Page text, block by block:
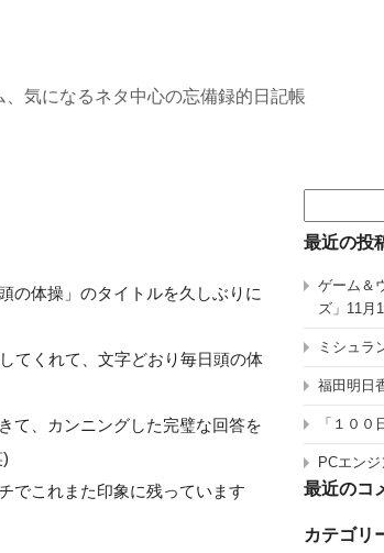
気になるネタ中心の忘備録的日記帳
の体操」のタイトルを久しぶりに
てくれて、文字どおり毎日頭の体
て、カンニングした完璧な回答を
でこれまた印象に残っています
索:
最近の投
ゲーム＆
ズ」11月
ミシュラ
福田明日
「１０
PCエン
最近のコ
カテゴリ